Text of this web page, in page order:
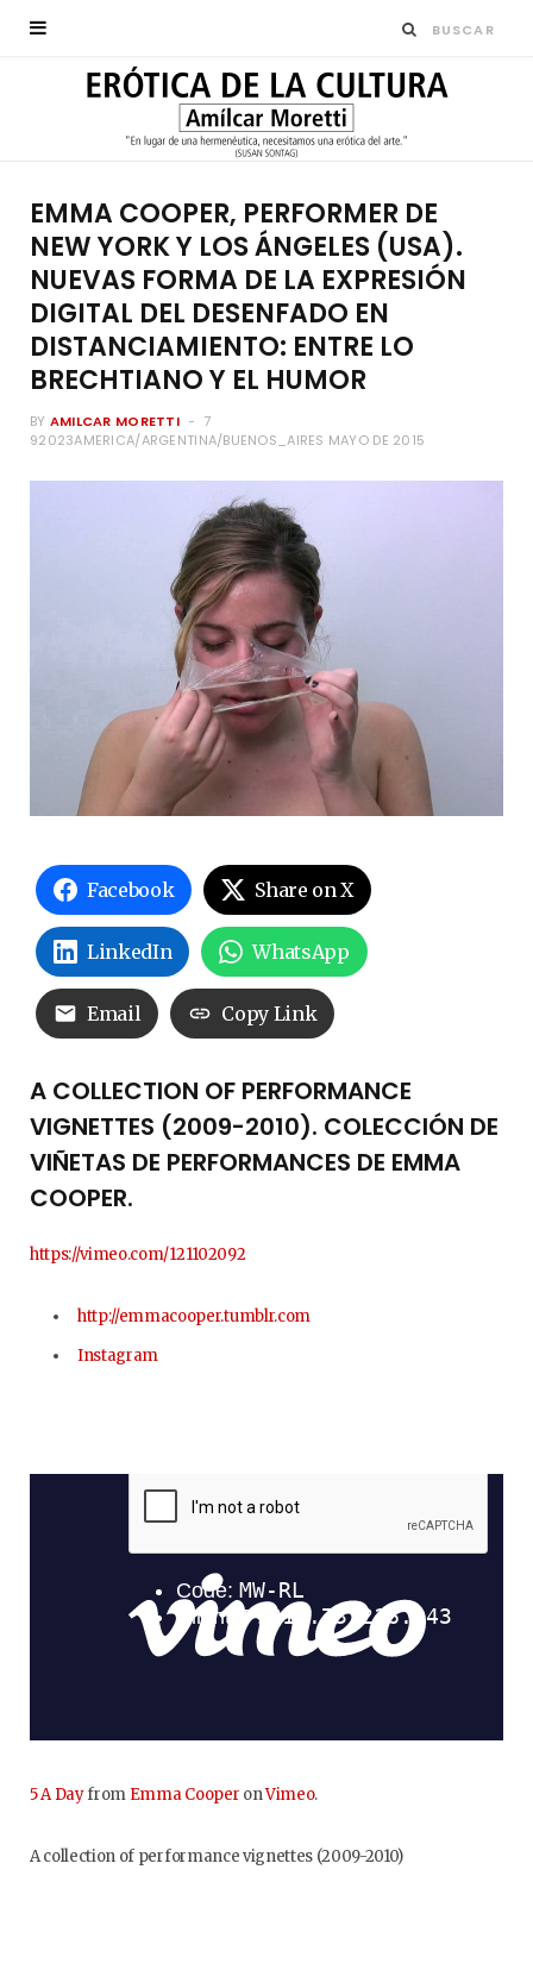
EMMA COOPER, PERFORMER DE
NEW YORK Y LOS ÁNGELES (USA).
NUEVAS FORMA DE LA EXPRESIÓN
DIGITAL DEL DESENFADO EN
DISTANCIAMIENTO: ENTRE LO
BRECHTIANO Y EL HUMOR
BY AMILCAR MORETTI
7
92023AMERICA/ARGENTINA/BUENOS_AIRES MAYO DE 2015
Facebook Share on X
LinkedIn WhatsApp
Email Copy Link
A COLLECTION OF PERFORMANCE
VIGNETTES (2009-2010). COLECCIÓN DE
VIÑETAS DE PERFORMANCES DE EMMA
COOPER.
https://vimeo.com/121102092
http://emmacooper.tumblr.com
Instagram
5 A Dayfrom Emma Cooper onVimeo.
A collection of performance vignettes (2009-2010)